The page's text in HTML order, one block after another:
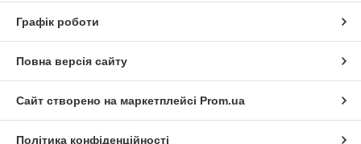
Графік роботи
Повна версія сайту
Сайт створено на маркетплейсі Prom.ua
Політика конфіденційності